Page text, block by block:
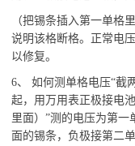
（把锡条插入第一单格
说明该格断格。正常电
以修复。
6、 如何测单格电压“截
起，用万用表正极接电
里面）”测的电压为第
面的锡条，负极接第二